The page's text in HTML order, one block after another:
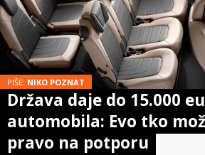
PIŠE: NIKO POZNAT
Država daje do 15.000
automobila: Evo tko
pravo na potporu